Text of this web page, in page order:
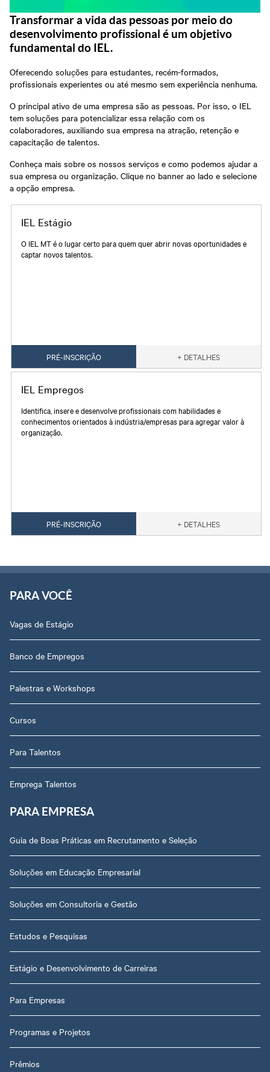
Transformar a vida das pessoas por meio do
desenvolvimento profissional é um objetivo
fundamental do IEL.
Oferecendo soluções para estudantes, recém-formados,
profissionais experientes ou até mesmo sem experiência nenhuma.
O principal ativo de uma empresa são as pessoas. Por isso, o IEL
tem soluções para potencializar essa relação com os
colaboradores, auxiliando sua empresa na atração, retenção e
capacitação de talentos.
Conheça mais sobre os nossos serviços e como podemos ajudar a
sua empresa ou organização. Clique no banner ao lado e selecione
a opção empresa.
IEL Estágio
O IEL MT é o lugar certo para quem quer abrir novas oportunidades e
captar novos talentos.
PRÉ-INSCRIÇÃO + DETALHES
IEL Empregos
Identifica, insere e desenvolve profissionais com habilidades e
conhecimentos orientados à indústria/empresas para agregar valor à
organização.
PRÉ-INSCRIÇÃO + DETALHES
PARA VOCÊ
Vagas de Estágio
Banco de Empregos
Palestras e Workshops
Cursos
Para Talentos
Emprega Talentos
PARA EMPRESA
Guia de Boas Práticas em Recrutamento e Seleção
Soluções em Educação Empresarial
Soluções em Consultoria e Gestão
Estudos e Pesquisas
Estágio e Desenvolvimento de Carreiras
Para Empresas
Programas e Projetos
Prêmios